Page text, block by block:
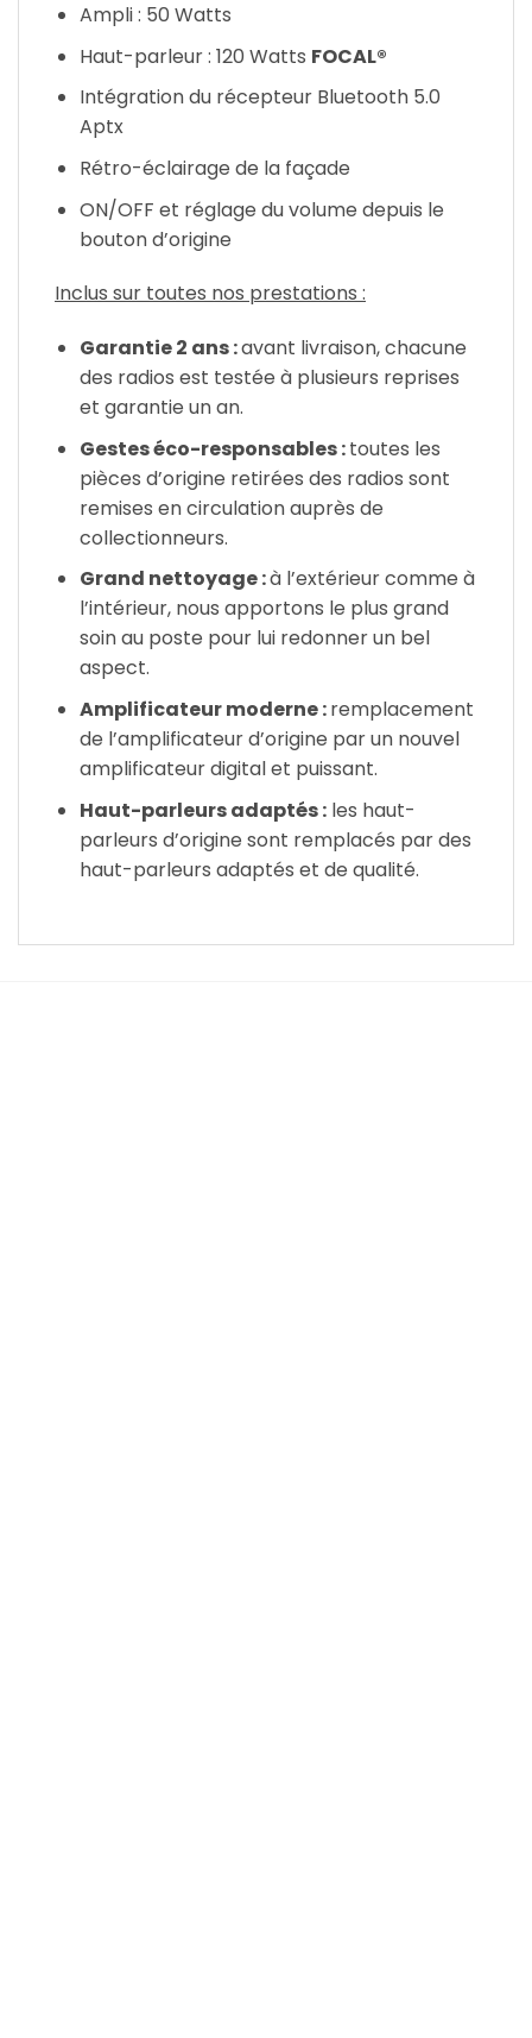
Ampli : 50 Watts
Haut-parleur : 120 Watts FOCAL®
Intégration du récepteur Bluetooth 5.0
Aptx
Rétro-éclairage de la façade
ON/OFF et réglage du volume depuis le
bouton d’origine
Inclus sur toutes nos prestations :
Garantie 2 ans :avant livraison, chacune
des radios est testée à plusieurs reprises
et garantie un an.
Gestes éco-responsables :toutes les
pièces d’origine retirées des radios sont
remises en circulation auprès de
collectionneurs.
Grand nettoyage :à l’extérieur comme à
l’intérieur, nous apportons le plus grand
soin au poste pour lui redonner un bel
aspect.
Amplificateur moderne :remplacement
de l’amplificateur d’origine par un nouvel
amplificateur digital et puissant.
Haut-parleurs adaptés :les haut-
parleurs d’origine sont remplacés par des
haut-parleurs adaptés et de qualité.